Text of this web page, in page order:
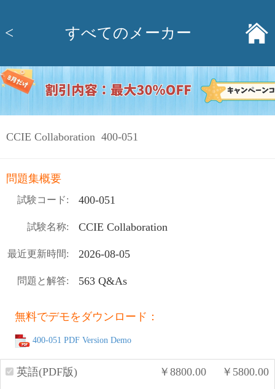
< すべてのメーカー
CCIE Collaboration 400-051
問題集概要
試験コード: 400-051
試験名称: CCIE Collaboration
最近更新時間: 2026-08-05
問題と解答: 563 Q&As
無料でデモをダウンロード：
400-051 PDF Version Demo
英語(PDF版) ￥ 8800.00 ￥ 5800.00